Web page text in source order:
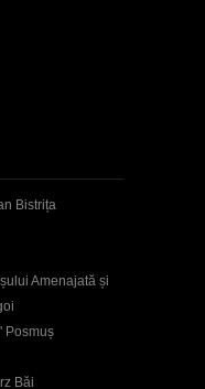
Bistrița
Amenajată și
Posmuș
Băi